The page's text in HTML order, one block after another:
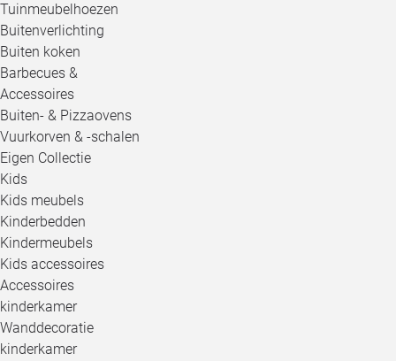
Tuinmeubelhoezen
Buitenverlichting
Buiten koken
Barbecues &
Accessoires
Buiten- & Pizzaovens
Vuurkorven & -schalen
Eigen Collectie
Kids
Kids meubels
Kinderbedden
Kindermeubels
Kids accessoires
Accessoires
kinderkamer
Wanddecoratie
kinderkamer